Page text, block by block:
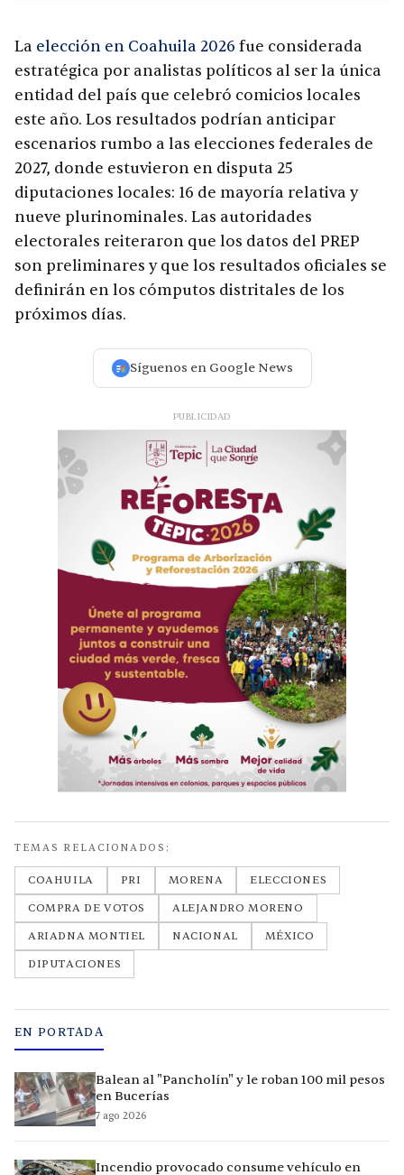
La elección en Coahuila 2026 fue considerada
estratégica por analistas políticos al ser la única
entidad del país que celebró comicios locales
este año. Los resultados podrían anticipar
escenarios rumbo a las elecciones federales de
2027, donde estuvieron en disputa 25
diputaciones locales: 16 de mayoría relativa y
nueve plurinominales. Las autoridades
electorales reiteraron que los datos del PREP
son preliminares y que los resultados oficiales se
definirán en los cómputos distritales de los
próximos días.
Síguenos en Google News
PUBLICIDAD
TEMAS RELACIONADOS:
COAHUILA PRI MORENA
ELECCIONES
COMPRA DE VOTOS
ALEJANDRO MORENO
ARIADNA MONTIEL
NACIONAL
MÉXICO
DIPUTACIONES
EN PORTADA
Balean al "Pancholín" y le roban 100 mil pesos
en Bucerías
7 ago 2026
Incendio provocado consume vehículo en